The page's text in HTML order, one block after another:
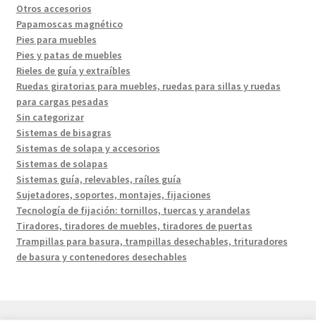
Otros accesorios
Papamoscas magnético
Pies para muebles
Pies y patas de muebles
Rieles de guía y extraíbles
Ruedas giratorias para muebles, ruedas para sillas y ruedas
para cargas pesadas
Sin categorizar
Sistemas de bisagras
Sistemas de solapa y accesorios
Sistemas de solapas
Sistemas guía, relevables, raíles guía
Sujetadores, soportes, montajes, fijaciones
Tecnología de fijación: tornillos, tuercas y arandelas
Tiradores, tiradores de muebles, tiradores de puertas
Trampillas para basura, trampillas desechables, trituradores
de basura y contenedores desechables